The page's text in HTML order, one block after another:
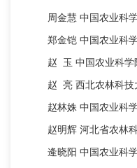
周金慧 中国农业科
郑金铠 中国农业科
赵 玉 中国农业科
赵 亮 西北农林科技
赵林姝 中国农业科
赵明辉 河北省农林
逄晓阳 中国农业科